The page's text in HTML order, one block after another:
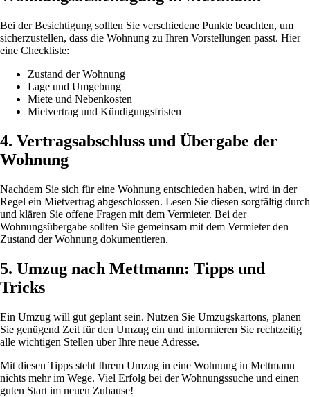
Bei der Besichtigung sollten Sie verschiedene Punkte beachten, um
sicherzustellen, dass die Wohnung zu Ihren Vorstellungen passt. Hier
eine Checkliste:
Zustand der Wohnung
Lage und Umgebung
Miete und Nebenkosten
Mietvertrag und Kündigungsfristen
4. Vertragsabschluss und Übergabe der
Wohnung
Nachdem Sie sich für eine Wohnung entschieden haben, wird in der
Regel ein Mietvertrag abgeschlossen. Lesen Sie diesen sorgfältig durch
und klären Sie offene Fragen mit dem Vermieter. Bei der
Wohnungsübergabe sollten Sie gemeinsam mit dem Vermieter den
Zustand der Wohnung dokumentieren.
5. Umzug nach Mettmann: Tipps und
Tricks
Ein Umzug will gut geplant sein. Nutzen Sie Umzugskartons, planen
Sie genügend Zeit für den Umzug ein und informieren Sie rechtzeitig
alle wichtigen Stellen über Ihre neue Adresse.
Mit diesen Tipps steht Ihrem Umzug in eine Wohnung in Mettmann
nichts mehr im Wege. Viel Erfolg bei der Wohnungssuche und einen
guten Start im neuen Zuhause!